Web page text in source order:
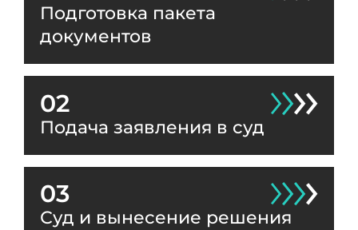
Подготовка пакета
документов
02
Подача заявления в суд
03
Суд и вынесение решения